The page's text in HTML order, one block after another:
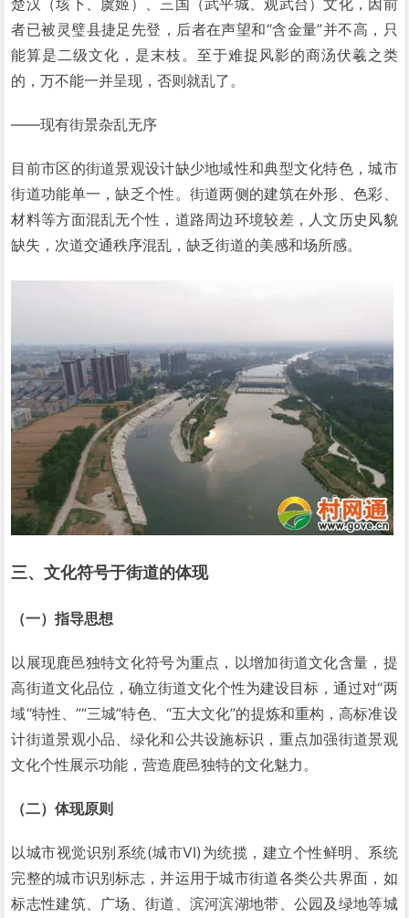
者已被灵璧县捷足先登，后者在声望和“含金量”并不高，只
能算是二级文化，是末枝。至于难捉风影的商汤伏羲之类
的，万不能一并呈现，否则就乱了。
——现有街景杂乱无序
目前市区的街道景观设计缺少地域性和典型文化特色，城市
街道功能单一，缺乏个性。街道两侧的建筑在外形、色彩、
材料等方面混乱无个性，道路周边环境较差，人文历史风貌
缺失，次道交通秩序混乱，缺乏街道的美感和场所感。
三、文化符号于街道的体现
（一）指导思想
以展现鹿邑独特文化符号为重点，以增加街道文化含量，提
高街道文化品位，确立街道文化个性为建设目标，通过对“两
域“特性、”“三城”特色、“五大文化”的提炼和重构，高标准设
计街道景观小品、绿化和公共设施标识，重点加强街道景观
文化个性展示功能，营造鹿邑独特的文化魅力。
（二）体现原则
以城市视觉识别系统(城市VI)为统揽，建立个性鲜明、系统
完整的城市识别标志，并运用于城市街道各类公共界面，如
标志性建筑、广场、街道、滨河滨湖地带、公园及绿地等城